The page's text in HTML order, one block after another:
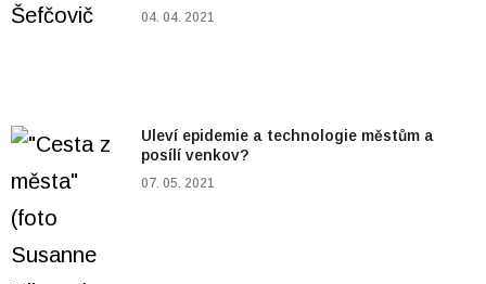
04. 04. 2021
Uleví epidemie a technologie městům a
posílí venkov?
07. 05. 2021